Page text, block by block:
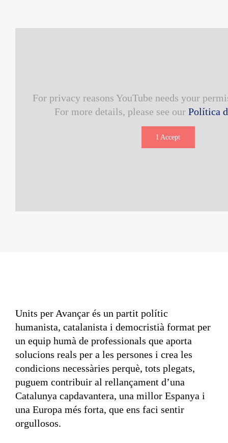
For privacy reasons YouTube needs your
For more details, please see our Política
I Accept
Units per Avançar és un partit polític
humanista, catalanista i democristià format per
un equip humà de professionals que aporta
solucions reals per a les persones i crea les
condicions necessàries perquè, tots plegats,
puguem contribuir al rellançament d’una
Catalunya capdavantera, una millor Espanya i
una Europa més forta, que ens faci sentir
orgullosos.